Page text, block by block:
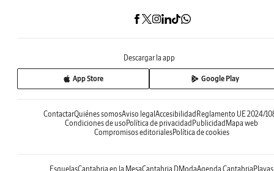
Descargar la app
App Store Google Play
ContactarQuiénes somosAviso legalAccesibilidadReglamento UE 2024/
Condiciones de usoPolítica de privacidadPublicidadMapa web
Compromisos editorialesPolítica de cookies
EsquelasCantabria en la MesaCantabria DModaAgenda CantabriaPlayas